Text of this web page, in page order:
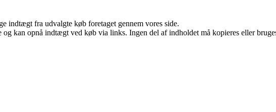
indtægt fra udvalgte køb foretaget gennem vores side.
kan opnå indtægt ved køb via links. Ingen del af indholdet må kopieres eller